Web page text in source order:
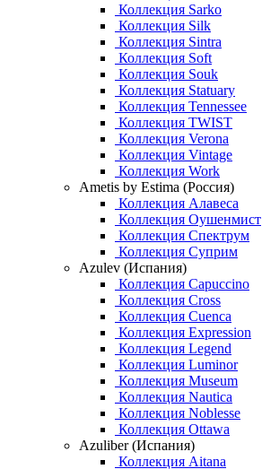
Коллекция Sarko
Коллекция Silk
Коллекция Sintra
Коллекция Soft
Коллекция Souk
Коллекция Statuary
Коллекция Tennessee
Коллекция TWIST
Коллекция Verona
Коллекция Vintage
Коллекция Work
Ametis by Estima (Россия)
Коллекция Алавеса
Коллекция Оушенмист
Коллекция Спектрум
Коллекция Суприм
Azulev (Испания)
Коллекция Capuccino
Коллекция Cross
Коллекция Cuenca
Коллекция Expression
Коллекция Legend
Коллекция Luminor
Коллекция Museum
Коллекция Nautica
Коллекция Noblesse
Коллекция Ottawa
Azuliber (Испания)
Коллекция Aitana